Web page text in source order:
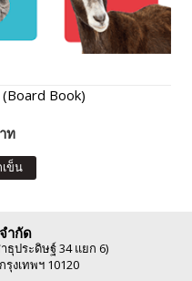
Book)
ท
ข็น
ำกัด
ประดิษฐ์ 34 แยก 6)
งเทพฯ 10120